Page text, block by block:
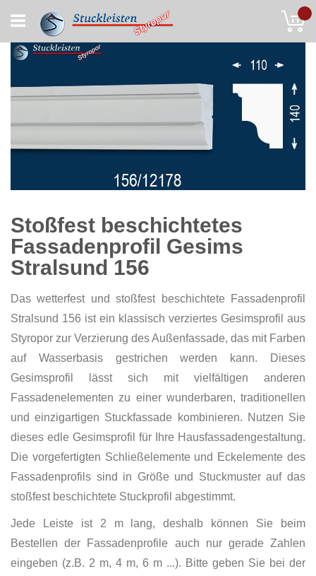
to
Content
Stoßfest beschichtetes
Fassadenprofil Gesims
Stralsund 156
Das wetterfest und stoßfest beschichtete Fassadenprofil
Stralsund 156 ist ein klassisch verziertes Gesimsprofil aus
Styropor zur Verzierung des Außenfassade, das mit Farben
auf Wasserbasis gestrichen werden kann. Dieses
Gesimsprofil lässt sich mit vielfältigen anderen
Fassadenelementen zu einer wunderbaren, traditionellen
und einzigartigen Stuckfassade kombinieren. Nutzen Sie
dieses edle Gesimsprofil für Ihre Hausfassadengestaltung.
Die vorgefertigten Schließelemente und Eckelemente des
Fassadenprofils sind in Größe und Stuckmuster auf das
stoßfest beschichtete Stuckprofil abgestimmt.
Jede Leiste ist 2 m lang, deshalb können Sie beim
Bestellen der Fassadenprofile auch nur gerade Zahlen
eingeben (z.B. 2 m, 4 m, 6 m ...). Bitte geben Sie bei der